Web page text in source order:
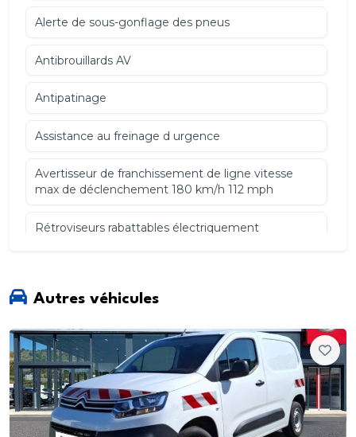
Alerte de sous-gonflage des pneus
Antibrouillards AV
Antipatinage
Assistance au freinage d urgence
Avertisseur de franchissement de ligne vitesse
max de déclenchement 180 km/h 112 mph
Rétroviseurs rabattables électriquement
Spots de lecture AV
Synthèse/reconnaissance vocale
Système de navigation guidage par carte & voix.
Autres véhicules